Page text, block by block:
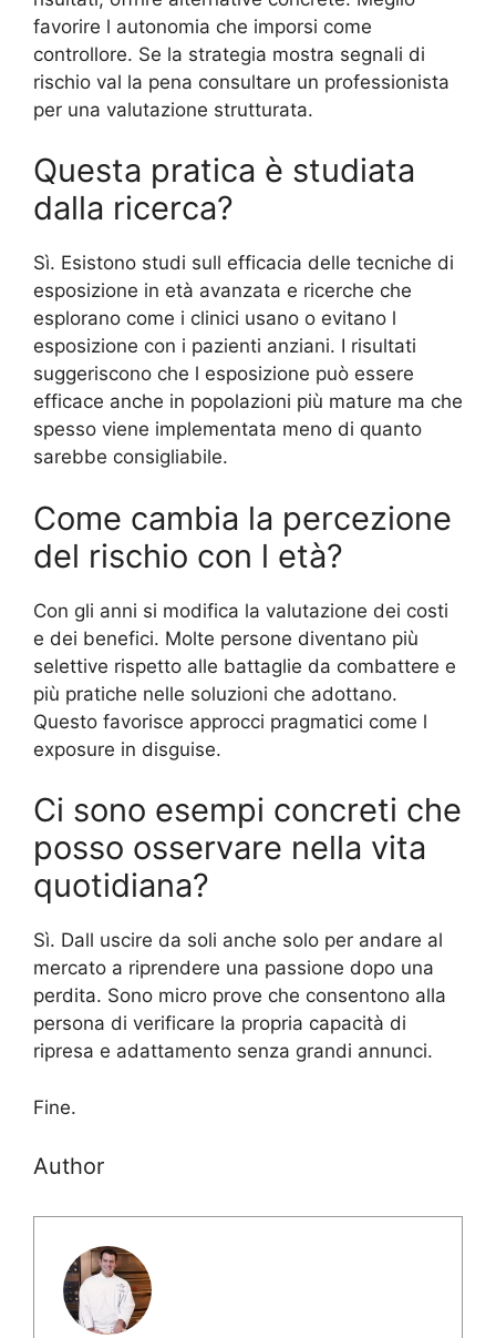
favorire l autonomia che imporsi come
controllore. Se la strategia mostra segnali di
rischio val la pena consultare un professionista
per una valutazione strutturata.
Questa pratica è studiata
dalla ricerca?
Sì. Esistono studi sull efficacia delle tecniche di
esposizione in età avanzata e ricerche che
esplorano come i clinici usano o evitano l
esposizione con i pazienti anziani. I risultati
suggeriscono che l esposizione può essere
efficace anche in popolazioni più mature ma che
spesso viene implementata meno di quanto
sarebbe consigliabile.
Come cambia la percezione
del rischio con l età?
Con gli anni si modifica la valutazione dei costi
e dei benefici. Molte persone diventano più
selettive rispetto alle battaglie da combattere e
più pratiche nelle soluzioni che adottano.
Questo favorisce approcci pragmatici come l
exposure in disguise.
Ci sono esempi concreti che
posso osservare nella vita
quotidiana?
Sì. Dall uscire da soli anche solo per andare al
mercato a riprendere una passione dopo una
perdita. Sono micro prove che consentono alla
persona di verificare la propria capacità di
ripresa e adattamento senza grandi annunci.
Fine.
Author